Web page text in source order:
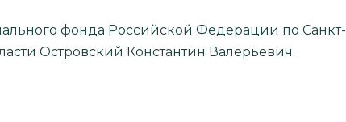
фонда Российской Федерации по Санкт-
Островский Константин Валерьевич.